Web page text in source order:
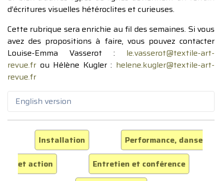
d’écritures visuelles hétéroclites et curieuses.
Cette rubrique sera enrichie au fil des semaines. Si vous
avez des propositions à faire, vous pouvez contacter
Louise-Emma Vasserot : le.vasserot@textile-art-
revue.fr ou Hélène Kugler : helene.kugler@textile-art-
revue.fr
English version
Installation
Performance, danse
et action
Entretien et conférence